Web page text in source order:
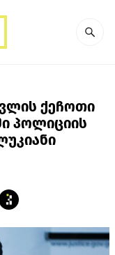
ქეჩოთი
პოლიციის